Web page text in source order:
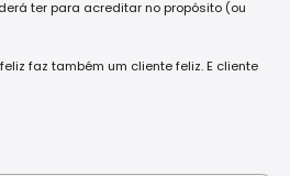
ter para acreditar no propósito (ou
faz também um cliente feliz. E cliente